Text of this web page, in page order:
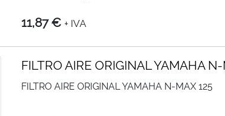
11,87 € + IVA
FILTRO AIRE ORIGINAL YAMAHA
FILTRO AIRE ORIGINAL YAMAHA N-MAX 125